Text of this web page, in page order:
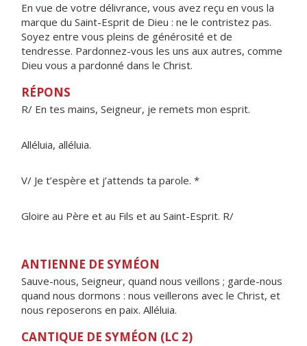
En vue de votre délivrance, vous avez reçu en vous la
marque du Saint-Esprit de Dieu : ne le contristez pas.
Soyez entre vous pleins de générosité et de
tendresse. Pardonnez-vous les uns aux autres, comme
Dieu vous a pardonné dans le Christ.
RÉPONS
R/ En tes mains, Seigneur, je remets mon esprit.
Alléluia, alléluia.
V/ Je t’espère et j’attends ta parole. *
Gloire au Père et au Fils et au Saint-Esprit. R/
ANTIENNE DE SYMÉON
Sauve-nous, Seigneur, quand nous veillons ; garde-nous
quand nous dormons : nous veillerons avec le Christ, et
nous reposerons en paix. Alléluia.
CANTIQUE DE SYMÉON (LC 2)